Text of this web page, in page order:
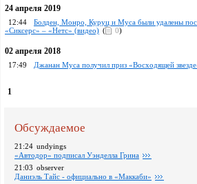
24 апреля 2019
12:44
Болден, Монро, Куруц и Муса были удалены
«Сиксерс» – «Нетс» (видео) ( 0)
02 апреля 2018
17:49 Джанан Муса получил приз «Восходящей
1
Обсуждаемое
21:24 undyings
«Автодор» подписал Уэнделла Грина
21:03 observer
Даниэль Тайс - официально в «Маккаби»